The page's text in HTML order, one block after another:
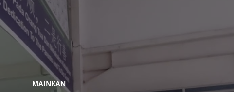
MAINKAN